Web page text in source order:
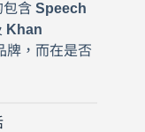
包含 Speech
Khan
牌，而在是否